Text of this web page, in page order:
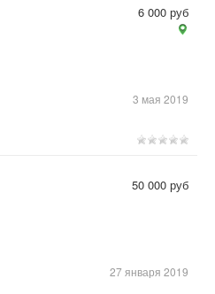
3 мая 2019
6 000 руб
27 января 2019
50 000 руб